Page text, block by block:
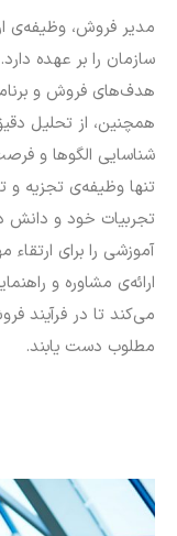
مدیر فروش، وظیفه‌ی
سازمان را بر عهده
هدف‌های فروش و
همچنین، از تحلیل
شناسایی الگوها و
تنها وظیفه‌ی تجزیه و
تجربیات خود و دانش
آموزشی را برای
ارائه‌ی مشاوره و
می‌کند تا در فرآیند
مطلوب دست یابند.